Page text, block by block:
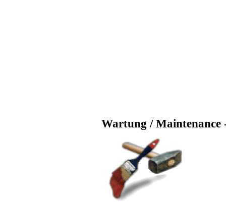
Wartung / Maintenance